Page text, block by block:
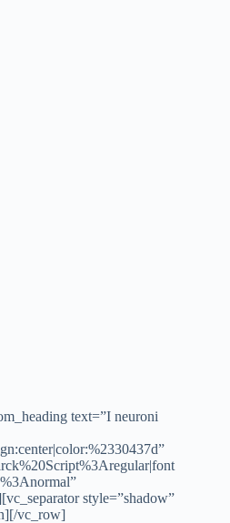
text=”I neuroni
style=”shadow”
vc_row]